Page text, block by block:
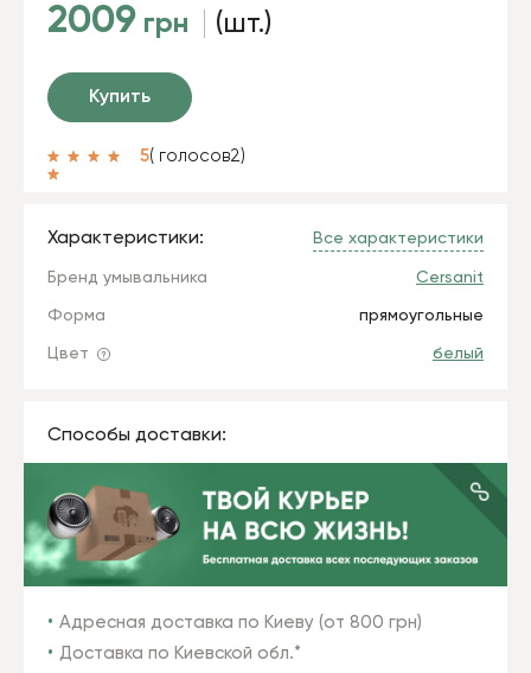
2009 грн (шт.)
Купить
5( голосов2)
Характеристики: Все характеристики
Бренд умывальника Cersanit
Форма прямоугольные
Цвет белый
Способы доставки:
Адресная доставка по Киеву (от 800 грн)
Доставка по Киевской обл.*